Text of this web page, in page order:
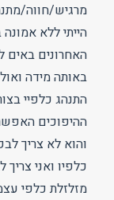
מרגיש/חווה/
הייתי ללא
האחרונים באים
באותה מידה
התנהג כלפיי
ההיפוכים
והוא לא צריך
כלפיו ואני
מזלזלת כלפי